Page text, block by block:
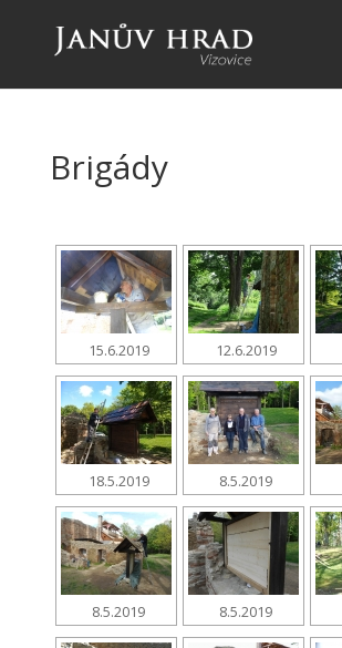
Brigády
15.6.2019 12.6.2019
18.5.2019 8.5.2019
8.5.2019 8.5.2019